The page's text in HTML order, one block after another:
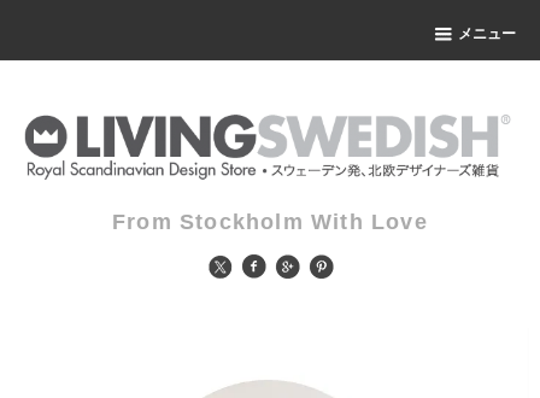
メニュー
From Stockholm With Love